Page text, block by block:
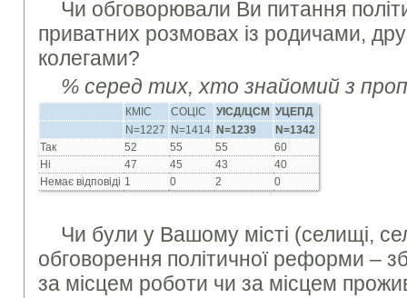
Чи обговорювали Ви питання
приватних розмовах із родичами,
колегами?
% серед тих, хто знайомий з
КМІС СОЦІС УІСД/ЦСМ
УЦЕПД
N=1227
N=1414 N=1239
N=1342
Так
52 55 55
60
Ні
47 45 43
40
Немає відповіді 1 0 2 0
Чи були у Вашому місті (селищі,
обговорення політичної реформи –
за місцем роботи чи за місцем